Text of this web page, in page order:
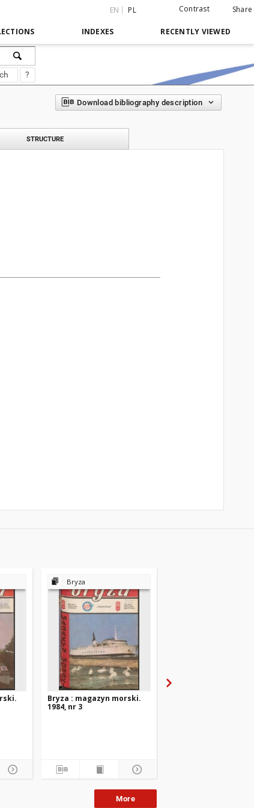
EN PL Contrast Share
INDEXES RECENTLY VIEWED
?
Download bibliography description
STRUCTURE
Bryza
Bryza : magazyn morski.
1984, nr 3
More